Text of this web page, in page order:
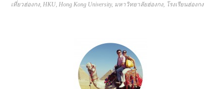
เที่ยวฮ่องกง, HKU Hong Kong University, มหาวิทยาลัยฮ่องกง, โรงเรียนฮ่องกง